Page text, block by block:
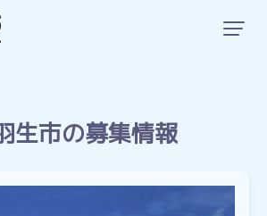
生市の募集情報